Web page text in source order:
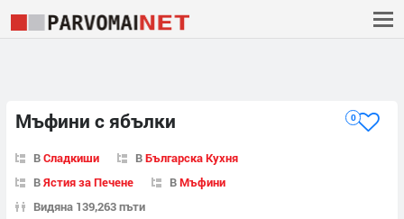
Мъфини с ябълки 0
ВСладкиши ВБългарска Кухня
ВЯстия за Печене ВМъфини
Видяна 139,263 пъти